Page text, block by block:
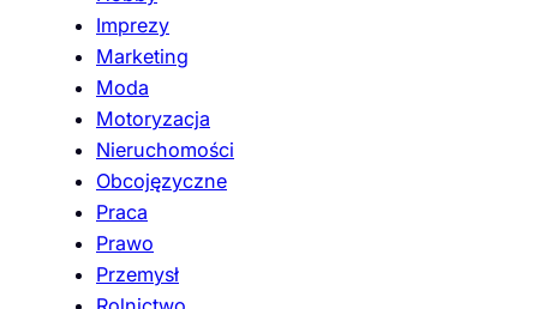
Imprezy
Marketing
Moda
Motoryzacja
Nieruchomości
Obcojęzyczne
Praca
Prawo
Przemysł